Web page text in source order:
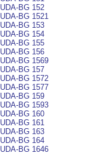
UDA-BG 152
UDA-BG 1521
UDA-BG 153
UDA-BG 154
UDA-BG 155
UDA-BG 156
UDA-BG 1569
UDA-BG 157
UDA-BG 1572
UDA-BG 1577
UDA-BG 159
UDA-BG 1593
UDA-BG 160
UDA-BG 161
UDA-BG 163
UDA-BG 164
UDA-BG 1646